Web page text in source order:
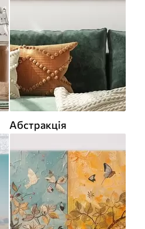
Абстракція